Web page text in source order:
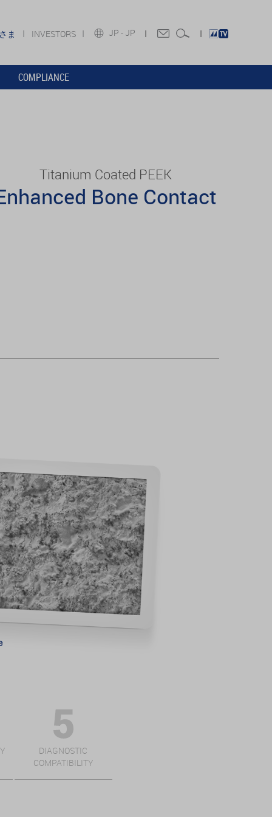
JP - JP
ま INVESTORS
COMPLIANCE
Titanium Coated PEEK
Bone Contact
DIAGNOSTIC
COMPATIBILITY